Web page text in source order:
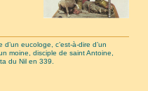
eucologe, c’est-à-dire d’un
moine, disciple de saint Antoine,
du Nil en 339.